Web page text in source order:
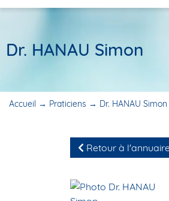
Dr. HANAU Simon
Accueil → Praticiens → Dr. HANAU Simon
Retour à